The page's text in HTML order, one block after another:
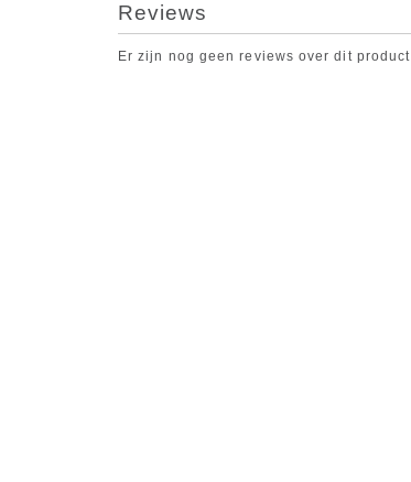
Reviews
Er zijn nog geen reviews over dit product